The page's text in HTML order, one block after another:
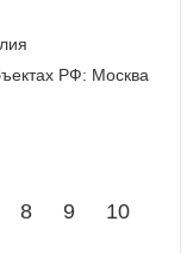
РФ: Москва
8 9 10